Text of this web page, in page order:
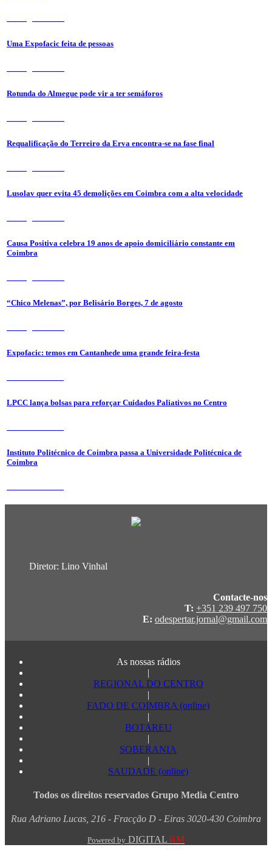
Uma Expofacic feita de pessoas
Rotunda do Almegue pode vir a ter semáforos
Requalificação do Terreiro da Erva encontra-se na fase final
Lusolav quer evita 45 demolições em Coimbra com a alta velocidade
Causa Positiva celebra 19 anos de apoio domiciliário constante em
Coimbra
“Chico Melenas”, por Belisário Borges, 7 de agosto
Expofacic: temos em Cantanhede uma grande feira-festa
LPCC lança bolsas para reforçar Cuidados Paliativos no Centro
Instituto Politécnico de Coimbra passa a Universidade Politécnica de
Coimbra
Diretor: Lino Vinhal
Contacte-nos
T: +351 239 497 750
E: odespertar.jornal@gmail.com
As nossas rádios
|
REGIONAL DO CENTRO
|
FADO DE COIMBRA (online)
|
BOTAREU
|
SOBERANIA
|
SAUDADE (online)
Todos os direitos reservados Grupo Media Centro
Rua Adriano Lucas, 216 - Fracção D - Eiras 3020-430 Coimbra
Powered by DIGITAL RM